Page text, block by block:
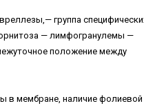
группа
— лимфогранулемы —
положение между
в мембране, наличие фолиевой